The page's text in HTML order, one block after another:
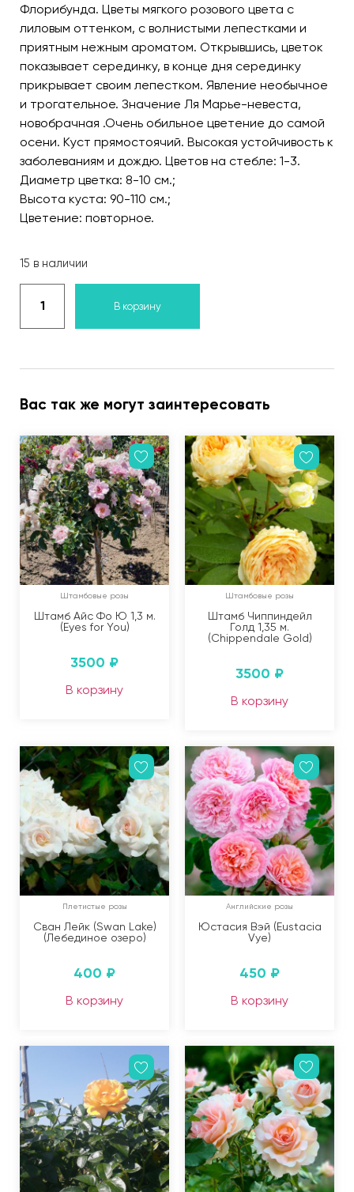
Флорибунда. Цветы мягкого розового цвета с
лиловым оттенком, с волнистыми лепестками и
приятным нежным ароматом. Открывшись, цветок
показывает серединку, в конце дня серединку
прикрывает своим лепестком. Явление необычное
и трогательное. Значение Ля Марье-невеста,
новобрачная .Очень обильное цветение до самой
осени. Куст прямостоячий. Высокая устойчивость к
заболеваниям и дождю. Цветов на стебле: 1-3.
Диаметр цветка: 8-10 см.;
Высота куста: 90-110 см.;
Цветение: повторное.
15 в наличии
В корзину
Вас так же могут заинтересовать
Штамбовые розы
Штамб Айс Фо Ю 1,3 м.
(Eyes for You)
3500 ₽
В корзину
Штамбовые розы
Штамб Чиппиндейл
Голд 1,35 м.
(Chippendale Gold)
3500 ₽
В корзину
Плетистые розы
Сван Лейк (Swan Lake)
(Лебединое озеро)
400 ₽
В корзину
Английские розы
Юстасия Вэй (Eustacia
Vye)
450 ₽
В корзину